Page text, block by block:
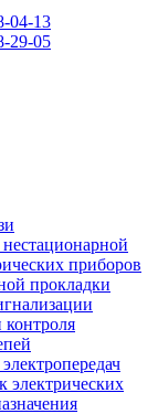
04-13
29-05
приборов
прокладки
электрических